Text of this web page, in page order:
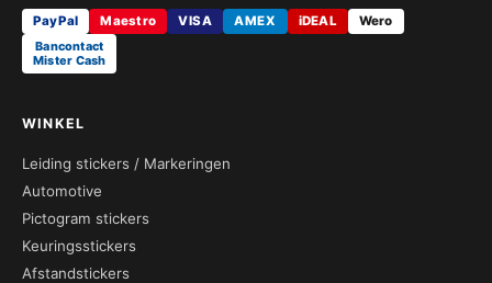
PayPal Maestro VISA AMEX iDEAL
Wero
Bancontact
Mister Cash
WINKEL
Leiding stickers / Markeringen
Automotive
Pictogram stickers
Keuringsstickers
Afstandstickers